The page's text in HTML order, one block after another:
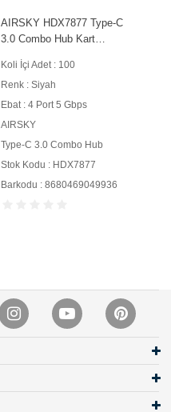
AIRSKY HDX7877 Type-C
3.0 Combo Hub Kart
Siyah
Koli İçi Adet : 100
Renk : Siyah
Ebat : 4 Port 5 Gbps
AIRSKY
Type-C 3.0 Combo Hub
Stok Kodu : HDX7877
Barkodu : 8680469049936